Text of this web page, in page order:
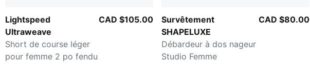
Lightspeed
Ultraweave
Short de course léger
pour femme 2 po fendu
CAD $105.00
Survêtement
SHAPELUXE
Débardeur à dos nageur
Studio Femme
CAD $80.00